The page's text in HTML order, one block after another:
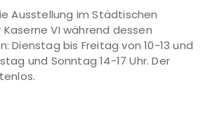
Ausstellung im Städtischen
Kaserne VI während dessen
Dienstag bis Freitag von 10-13 und
und Sonntag 14-17 Uhr. Der